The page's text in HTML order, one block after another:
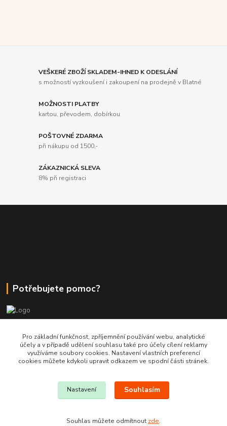
VEŠKERÉ ZBOŽÍ SKLADEM-IHNED K ODESLÁNÍ
s možností vyzkoušení i zakoupení na prodejně v Blatné
MOŽNOSTI PLATBY
kartou, převodem, dobírkou
POŠTOVNÉ ZDARMA
při nákupu od 1500,-
ZÁKAZNICKÁ SLEVA
8% při registraci
Potřebujete pomoc?
+420 380 830 198
wokas.online@yahoo.cz
Pro základní funkčnost, zpříjemnění používání webu, analytické
účely a v případě udělení souhlasu také pro účely cílení reklamy
využíváme soubory cookies. Nastavení vlastních preferencí
cookies můžete kdykoli upravit odkazem ve spodní části stránek.
Nastavení Souhlasím
Souhlas můžete odmítnout zde.